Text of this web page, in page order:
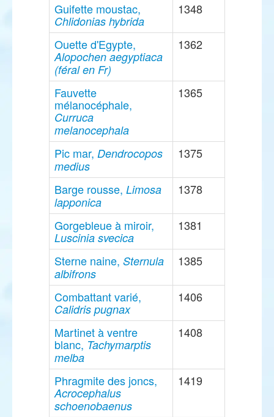
Guifette moustac,
Chlidonias hybrida
1348
Ouette d'Egypte,
Alopochen aegyptiaca
(féral en Fr)
1362
Fauvette
mélanocéphale,
Curruca
melanocephala
1365
Pic mar, Dendrocopos
medius
1375
Barge rousse, Limosa
lapponica
1378
Gorgebleue à miroir,
Luscinia svecica
1381
Sterne naine, Sternula
albifrons
1385
Combattant varié,
Calidris pugnax
1406
Martinet à ventre
blanc, Tachymarptis
melba
1408
Phragmite des joncs,
Acrocephalus
schoenobaenus
1419